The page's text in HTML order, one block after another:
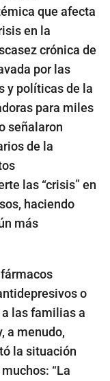
que afecta
en la
crónica de
por las
y políticas de la
para miles
señalaron
de la
las “crisis” en
haciendo
más
o
las familias a
a menudo,
la situación
“La